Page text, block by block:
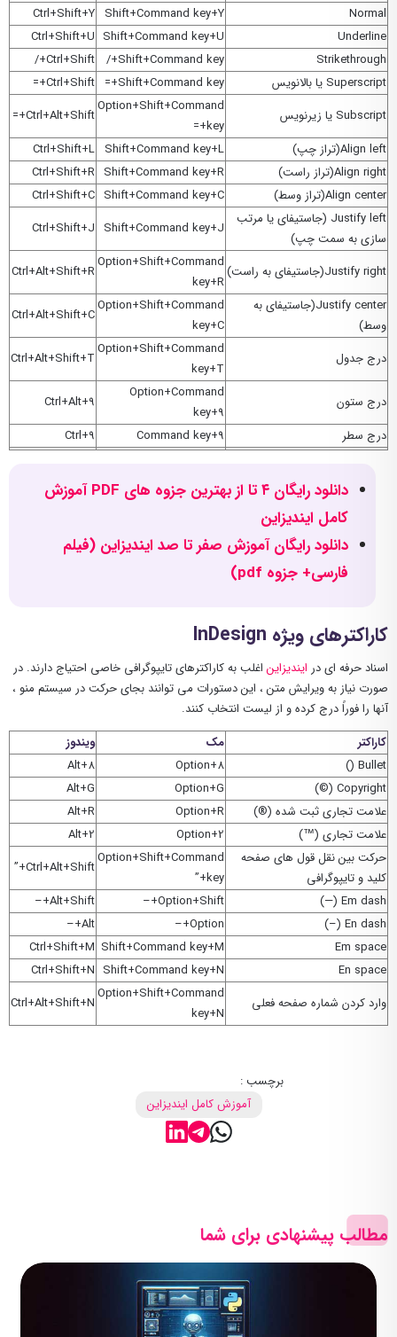
Normal
Shift+Command key+Y
Ctrl+Shift+Y
Underline
Shift+Command key+U
Ctrl+Shift+U
Strikethrough
Shift+Command key+/
Ctrl+Shift+/
Superscript یا بالانویس
Shift+Command key+=
Ctrl+Shift+=
Subscript یا زیرنویس
Option+Shift+Command
key+=
Ctrl+Alt+Shift+=
Align left(تراز چپ)
Shift+Command key+L
Ctrl+Shift+L
Align right(تراز راست)
Shift+Command key+R
Ctrl+Shift+R
Align center(تراز وسط)
Shift+Command key+C
Ctrl+Shift+C
Justify left (جاستیفای یا مرتب
سازی به سمت چپ)
Shift+Command key+J
Ctrl+Shift+J
Justify right(جاستیفای به راست)
Option+Shift+Command
key+R
Ctrl+Alt+Shift+R
Justify center(جاستیفای به
وسط)
Option+Shift+Command
key+C
Ctrl+Alt+Shift+C
درج جدول
Option+Shift+Command
key+T
Ctrl+Alt+Shift+T
درج ستون
Option+Command
key+9
Ctrl+Alt+9
درج سطر
Command key+9
Ctrl+9
دانلود رایگان ۴ تا از بهترین جزوه های PDF آموزش
کامل ایندیزاین
دانلود رایگان آموزش صفر تا صد ایندیزاین (فیلم
فارسی+ جزوه pdf)
کاراکترهای ویژه InDesign
اسناد حرفه ای در ایندیزایناغلب به کاراکترهای تایپوگرافی خاصی احتیاج دارند. در
صورت نیاز به ویرایش متن ، این دستورات می توانند بجای حرکت در سیستم منو ،
آنها را فوراً درج کرده و از لیست انتخاب کنند.
کاراکتر
مک
ویندوز
Bullet ()
Option+8
Alt+8
Copyright (©)
Option+G
Alt+G
علامت تجاری ثبت شده (®)
Option+R
Alt+R
علامت تجاری (™)
Option+2
Alt+2
حرکت بین نقل قول های صفحه
کلید و تایپوگرافی
Option+Shift+Command
key+”
Ctrl+Alt+Shift+”
Em dash (—)
Option+Shift+–
Alt+Shift+–
En dash (–)
Option+–
Alt+–
Em space
Shift+Command key+M
Ctrl+Shift+M
En space
Shift+Command key+N
Ctrl+Shift+N
وارد کردن شماره صفحه فعلی
Option+Shift+Command
key+N
Ctrl+Alt+Shift+N
برچسب :
آموزش کامل ایندیزاین
مطالب پیشنهادی برای شما